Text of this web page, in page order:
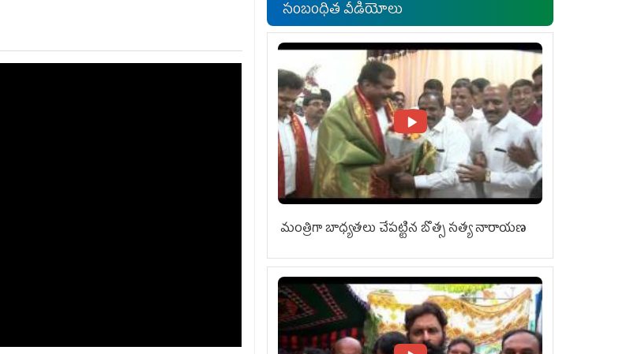
సంబంధిత వీడియోలు
మంత్రిగా బాధ్యతలు చేపట్టిన బొత్స సత్య నారాయణ